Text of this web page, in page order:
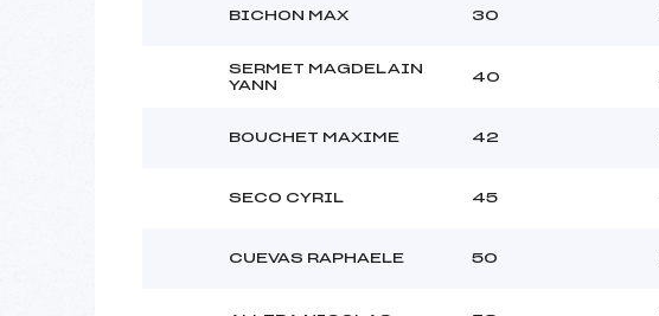
BICHON MAX 30
SERMET MAGDELAIN
YANN
40
BOUCHET MAXIME 42
SECO CYRIL 45
CUEVAS RAPHAELE 50